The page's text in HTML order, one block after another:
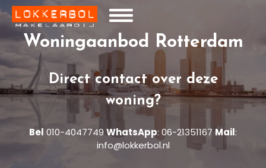
Woningaanbod Rotterdam
Direct contact over deze
woning?
Bel 010-4047749 WhatsApp: 06-21351167 Mail:
info@lokkerbol.nl